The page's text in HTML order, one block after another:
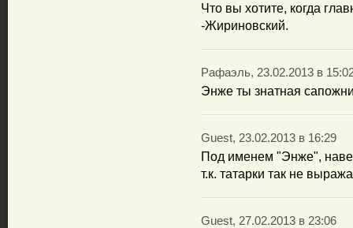
Что вы хотите, когда
-Жириновский.
Рафаэль, 23.02.2013 в
Энже ты знатная
Guest, 23.02.2013 в 16:29
Под именем "Энже",
т.к. татарки так не
Guest, 27.02.2013 в 23:06